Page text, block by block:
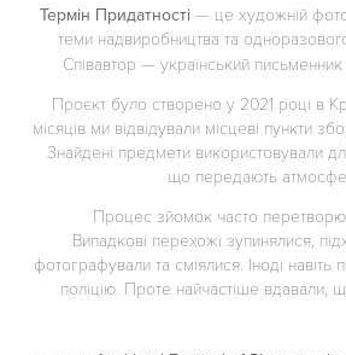
Термін Придатності — це художній
теми надвиробництва та одноразово
Співавтор — український письменник
Проєкт було створено у 2021 році в
місяців ми відвідували місцеві пункти
Знайдені предмети використовували
що передають
Процес зйомок часто
Випадкові перехожі зупинялися,
фотографували та сміялися. Іноді
поліцію. Проте найчастіше вдавали,